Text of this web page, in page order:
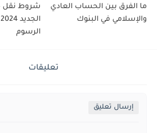
ما الفرق بين الحساب العادي
والإسلامي في البنوك
شروط نقل
الرسوم
تعليقات
إرسال تعليق